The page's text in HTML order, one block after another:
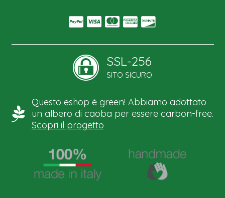
SSL-256
SITO SICURO
Questo eshop è green! Abbiamo adottato
un albero di caoba per essere carbon-free.
Scopri il progetto